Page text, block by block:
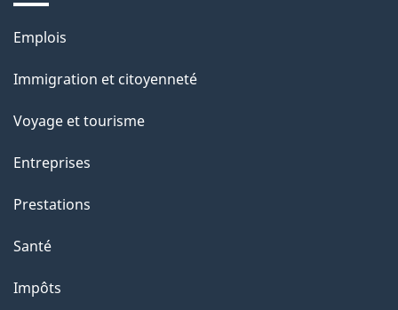
Thèmes
sujets
Emplois
Immigration et citoyenneté
Voyage et tourisme
Entreprises
Prestations
Santé
Impôts